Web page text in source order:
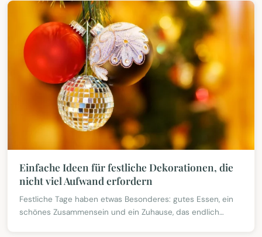
Einfache Ideen für festliche Dekorationen, die
nicht viel Aufwand erfordern
Festliche Tage haben etwas Besonderes: gutes Essen, ein
schönes Zusammensein und ein Zuhause, das endlich